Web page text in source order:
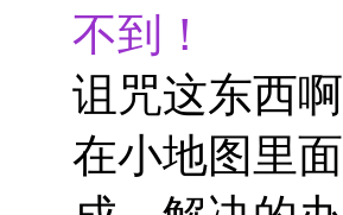
不到！
诅咒这东西
在小地图里